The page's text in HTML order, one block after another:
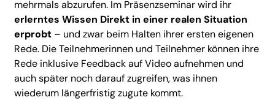
mehrmals abzurufen. Im Präsenzseminar wird ihr
erlerntes Wissen Direkt in einer realen Situation
erprobt– und zwar beim Halten ihrer ersten eigenen
Rede. Die Teilnehmerinnen und Teilnehmer können ihre
Rede inklusive Feedback auf Video aufnehmen und
auch später noch darauf zugreifen, was ihnen
wiederum längerfristig zugute kommt.